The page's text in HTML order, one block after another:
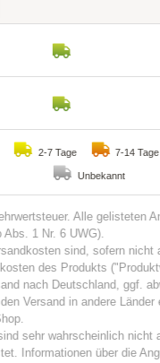
2-7 Tage 7-14 Tage
Unbekannt